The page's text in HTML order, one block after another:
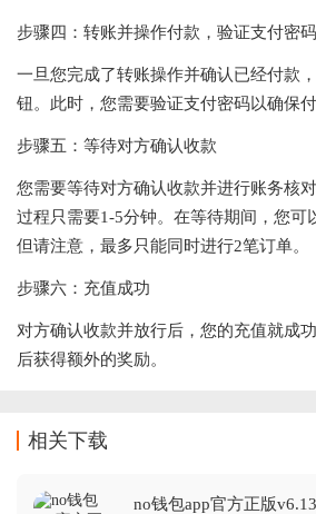
步骤四：转账并操作付款，验证支付密码
一旦您完成了转账操作并确认已经付款
钮。此时，您需要验证支付密码以确保付
步骤五：等待对方确认收款
您需要等待对方确认收款并进行账务核
过程只需要1-5分钟。在等待期间，您可
但请注意，最多只能同时进行2笔订单。
步骤六：充值成功
对方确认收款并放行后，您的充值就成
后获得额外的奖励。
相关下载
no钱包app官方正版